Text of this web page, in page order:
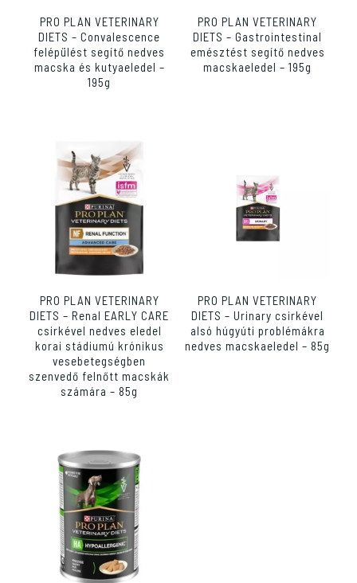
PRO PLAN VETERINARY
DIETS – Convalescence
felépülést segítő nedves
macska és kutyaeledel –
195g
PRO PLAN VETERINARY
DIETS – Gastrointestinal
emésztést segítő nedves
macskaeledel – 195g
PRO PLAN VETERINARY
DIETS – Renal EARLY CARE
csirkével nedves eledel
korai stádiumú krónikus
vesebetegségben
szenvedő felnőtt macskák
számára – 85g
PRO PLAN VETERINARY
DIETS – Urinary csirkével
alsó húgyúti problémákra
nedves macskaeledel – 85g